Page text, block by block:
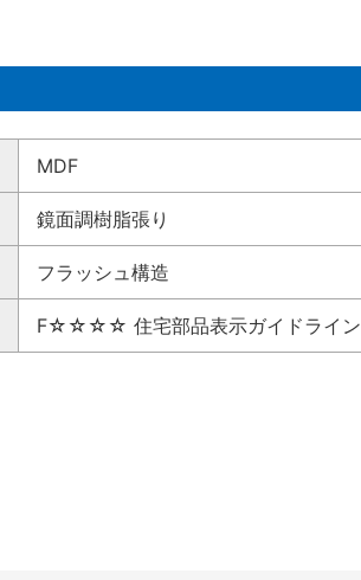
MDF
鏡面調樹脂張り
フラッシュ構造
F☆☆☆☆ 住宅部品表示ガイドライン